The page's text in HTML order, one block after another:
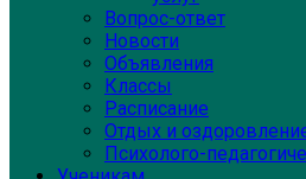
Вопрос-ответ
Новости
Объявления
Классы
Расписание
Отдых и
Психолого-